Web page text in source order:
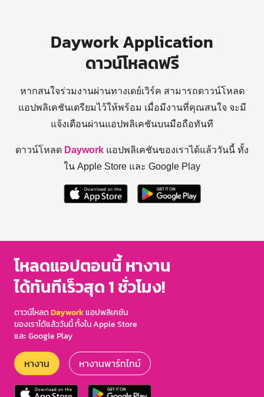
Daywork Application
ดาวน์โหลดฟรี
หากสนใจร่วมงานผ่านทางเดย์เวิร์ค สามารถดาวน์โหลด
แอปพลิเคชันเตรียมไว้ให้พร้อม เมื่อมีงานที่คุณสนใจ จะมี
แจ้งเตือนผ่านแอปพลิเคชันบนมือถือทันที
ดาวน์โหลด Daywork แอปพลิเคชันของเราได้แล้ววันนี้ ทั้ง
ใน Apple Store และ Google Play
โหลดแอปตอนนี้ หางาน
ได้ทันทีเร็วสุด 1 ชั่วโมง!
ดาวน์โหลดDayworkแอปพลิเคชัน
ของเราได้แล้ววันนี้ ทั้งใน Apple Store
และ Google Play
หางาน หางานพาร์ทไทม์